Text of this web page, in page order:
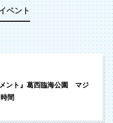
ベント
メント』葛西臨海公園 マジ
間